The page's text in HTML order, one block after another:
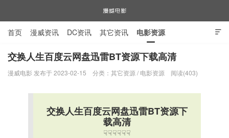

首页 漫威资讯 DC资讯 其它资讯 电影资源
电视剧资源 漫威图片
交换人生百度云网盘迅雷BT资源下载高清
漫威电影 发布于 2023-02-15 分类： 其它资源 / 电影资源 阅读(403)
交换人生百度云网盘迅雷BT资源下
载高清
☟☟☟☟☟☟